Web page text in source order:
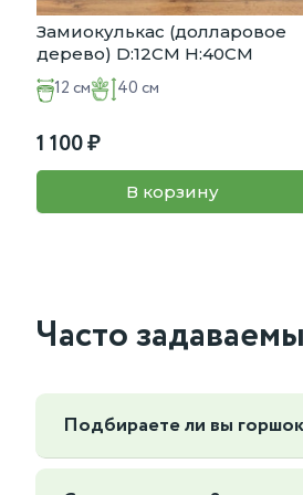
Замиокулькас (долларовое
дерево) D:12CM H:40CM
12 см 40 см
1 100
В корзину
Часто
Подбираете ли вы
Да, мы можем подобрать